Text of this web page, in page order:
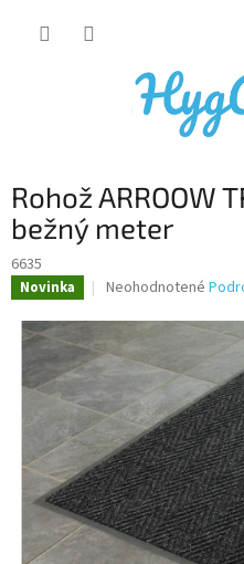
Rohož ARROOW
bežný meter
6635
Novinka
Priemerné
produktu
je
z
5
hviezdičiek.
Neohodnotené